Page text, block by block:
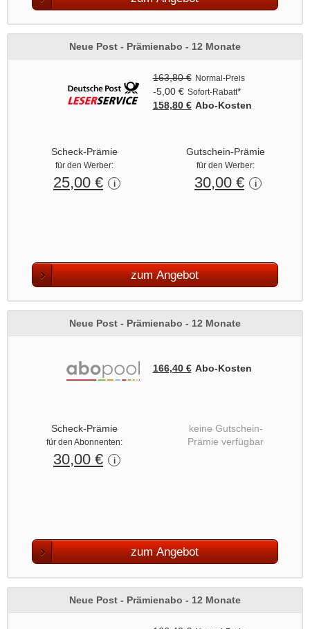
Neue Post - Prämienabo - 12 Monate
163,80 € Normal-Preis
-5,00 € Sofort-Rabatt*
158,80 € Abo‑Kosten
Scheck-Prämie
für den Werber:
25,00 € i
Gutschein-Prämie
für den Werber:
30,00 € i
zum Angebot
Neue Post - Prämienabo - 12 Monate
166,40 € Abo‑Kosten
Scheck-Prämie
für den Abonnenten:
30,00 € i
keine Gutschein-
Prämie verfügbar
zum Angebot
Neue Post - Prämienabo - 12 Monate